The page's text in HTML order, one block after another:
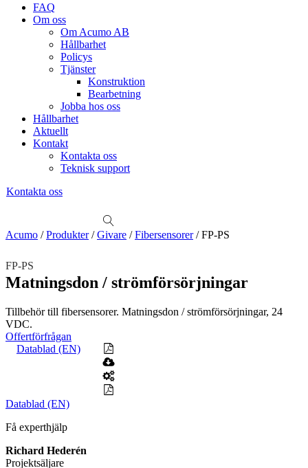
FAQ
Om oss
Om Acumo AB
Hållbarhet
Policys
Tjänster
Konstruktion
Bearbetning
Jobba hos oss
Hållbarhet
Aktuellt
Kontakt
Kontakta oss
Teknisk support
Kontakta oss
Se alla kategorier Se alla produkter
Se alla leverantörer
Teknisk support
Offertförfrågan
Mekanik
Linjärenheter
Mekatronik
Positionsvisare / Mätklockor
Wire-moduler
Motion
MätskalorRäknare / Displayer
Acumo /Produkter/Givare /Fibersensorer/FP-PS
FP-PS
Matningsdon / strömförsörjningar
Tillbehör till fibersensorer. Matningsdon / strömförsörjningar, 24
VDC.
Offertförfrågan
Datablad (EN)
Datablad (EN)
Få experthjälp
Richard Hederén
Projektsäljare